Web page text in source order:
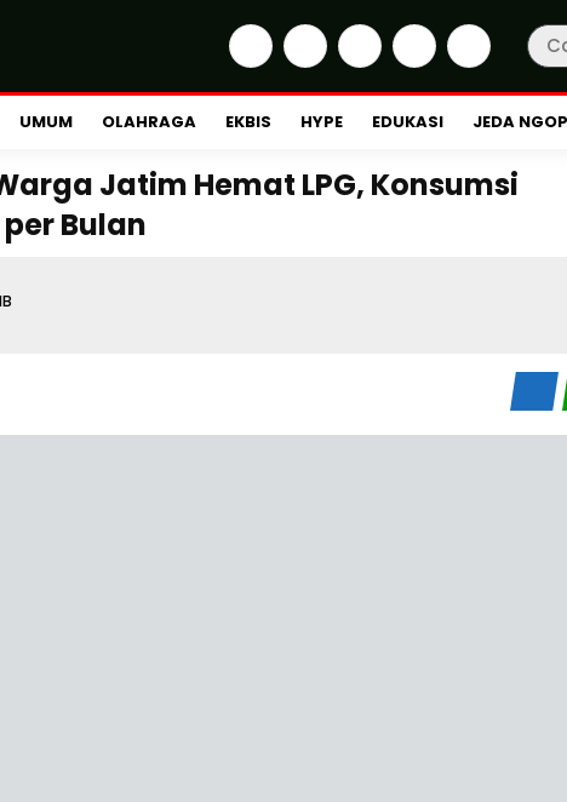
UMUM OLAHRAGA EKBIS HYPE EDUKASI JEDA
Jatim Hemat LPG, Konsumsi
Bulan